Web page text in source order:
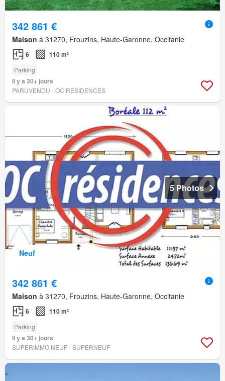
342 861 €
Maison à 31270, Frouzins, Haute-Garonne, Occitanie
6 110 m²
Parking
Il y a 30+ jours
PARUVENDU - OC RESIDENCES
Neuf
5 Photos
342 861 €
Maison à 31270, Frouzins, Haute-Garonne, Occitanie
6 110 m²
Parking
Il y a 30+ jours
SUPERIMMO NEUF - SUPERNEUF